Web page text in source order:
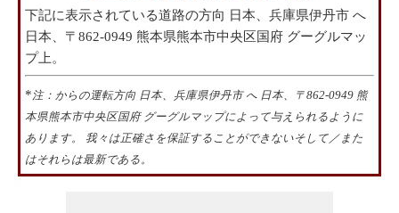
下記に表示されている道路の方向 日本、兵庫県伊丹市 へ
日本、〒862-0949 熊本県熊本市中央区国府 グーグルマッ
プ上。
* 注：からの運転方向 日本、兵庫県伊丹市 へ 日本、〒862-0949 熊
本県熊本市中央区国府 グーグルマップによって与えられるように
あります。 我々は正確さを保証することができないそして／また
はそれらは最新である。